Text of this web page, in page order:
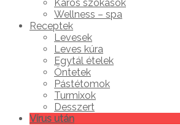
Káros szokások
Wellness – spa
Receptek
Levesek
Leves kúra
Egytál ételek
Öntetek
Pástétomok
Turmixok
Desszert
Vírus után